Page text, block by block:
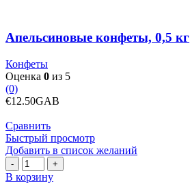
Апельсиновые конфеты, 0,5 кг
Конфеты
Оценка 0 из 5
(0)
€12.50GAB
Сравнить
Быстрый просмотр
Добавить в список желаний
Количество
товара
Арахис
В корзину